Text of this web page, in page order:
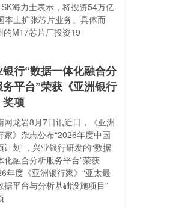
海力士表示，将投资54万亿
本土扩张芯片业务。具体而
的M17芯片厂投资19
银行“数据一体化融合分
平台”荣获《亚洲银行
项
网龙岩8月7日讯近日，《亚洲
家》杂志公布“2026年度中国
计划”，兴业银行研发的“数据
化融合分析服务平台”荣获
年度《亚洲银行家》“亚太最
据平台与分析基础设施项目”